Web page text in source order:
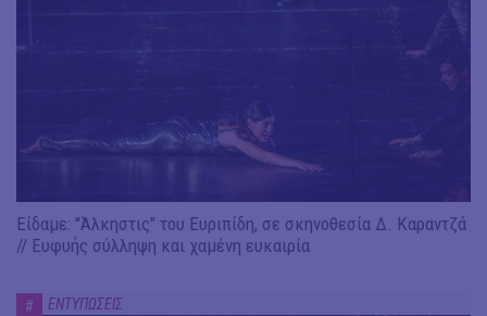
Είδαμε: "Άλκηστις" του Ευριπίδη, σε σκηνοθεσία Δ. Καραντζά
// Ευφυής σύλληψη και χαμένη ευκαιρία
# ΕΝΤΥΠΩΣΕΙΣ